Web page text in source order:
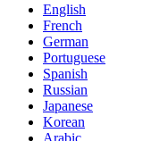
English
French
German
Portuguese
Spanish
Russian
Japanese
Korean
Arabic